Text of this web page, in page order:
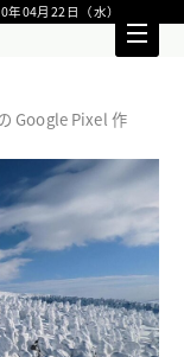
年04月22日（水）
Google Pixel 作